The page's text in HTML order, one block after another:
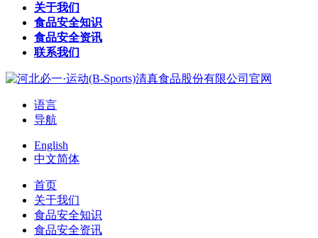
关于我们
食品安全知识
食品安全资讯
联系我们
语言
导航
English
中文简体
首页
关于我们
食品安全知识
食品安全资讯